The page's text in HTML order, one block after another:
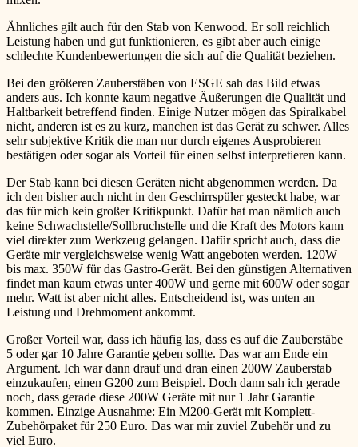
Ähnliches gilt auch für den Stab von Kenwood. Er soll reichlich
Leistung haben und gut funktionieren, es gibt aber auch einige
schlechte Kundenbewertungen die sich auf die Qualität beziehen.
Bei den größeren Zauberstäben von ESGE sah das Bild etwas
anders aus. Ich konnte kaum negative Äußerungen die Qualität und
Haltbarkeit betreffend finden. Einige Nutzer mögen das Spiralkabel
nicht, anderen ist es zu kurz, manchen ist das Gerät zu schwer. Alles
sehr subjektive Kritik die man nur durch eigenes Ausprobieren
bestätigen oder sogar als Vorteil für einen selbst interpretieren kann.
Der Stab kann bei diesen Geräten nicht abgenommen werden. Da
ich den bisher auch nicht in den Geschirrspüler gesteckt habe, war
das für mich kein großer Kritikpunkt. Dafür hat man nämlich auch
keine Schwachstelle/Sollbruchstelle und die Kraft des Motors kann
viel direkter zum Werkzeug gelangen. Dafür spricht auch, dass die
Geräte mir vergleichsweise wenig Watt angeboten werden. 120W
bis max. 350W für das Gastro-Gerät. Bei den günstigen Alternativen
findet man kaum etwas unter 400W und gerne mit 600W oder sogar
mehr. Watt ist aber nicht alles. Entscheidend ist, was unten an
Leistung und Drehmoment ankommt.
Großer Vorteil war, dass ich häufig las, dass es auf die Zauberstäbe
5 oder gar 10 Jahre Garantie geben sollte. Das war am Ende ein
Argument. Ich war dann drauf und dran einen 200W Zauberstab
einzukaufen, einen G200 zum Beispiel. Doch dann sah ich gerade
noch, dass gerade diese 200W Geräte mit nur 1 Jahr Garantie
kommen. Einzige Ausnahme: Ein M200-Gerät mit Komplett-
Zubehörpaket für 250 Euro. Das war mir zuviel Zubehör und zu
viel Euro.